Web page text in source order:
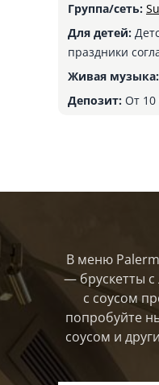
Группа/сеть:
Для детей:
праздники
Живая музыка:
Депозит: От 10
В меню
— брускетты
с соусом
попробуйте
соусом и